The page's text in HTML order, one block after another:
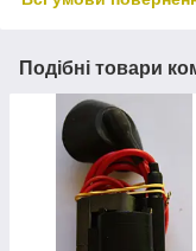
Подібні товари